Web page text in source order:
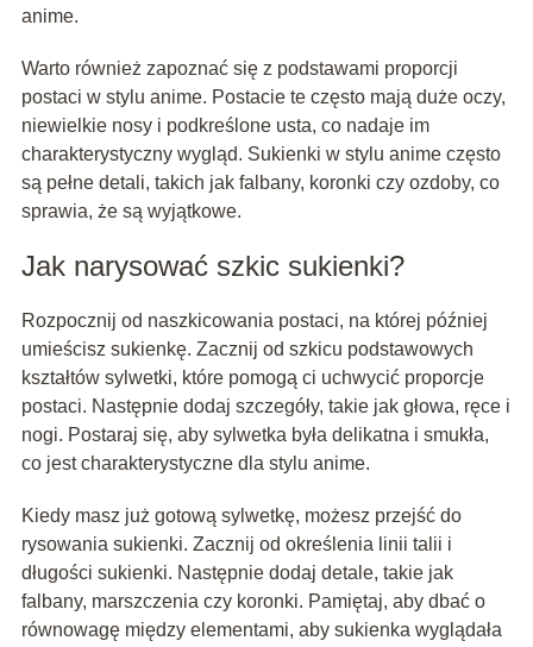
anime.
Warto również zapoznać się z podstawami proporcji
postaci w stylu anime. Postacie te często mają duże oczy,
niewielkie nosy i podkreślone usta, co nadaje im
charakterystyczny wygląd. Sukienki w stylu anime często
są pełne detali, takich jak falbany, koronki czy ozdoby, co
sprawia, że są wyjątkowe.
Jak narysować szkic sukienki?
Rozpocznij od naszkicowania postaci, na której później
umieścisz sukienkę. Zacznij od szkicu podstawowych
kształtów sylwetki, które pomogą ci uchwycić proporcje
postaci. Następnie dodaj szczegóły, takie jak głowa, ręce i
nogi. Postaraj się, aby sylwetka była delikatna i smukła,
co jest charakterystyczne dla stylu anime.
Kiedy masz już gotową sylwetkę, możesz przejść do
rysowania sukienki. Zacznij od określenia linii talii i
długości sukienki. Następnie dodaj detale, takie jak
falbany, marszczenia czy koronki. Pamiętaj, aby dbać o
równowagę między elementami, aby sukienka wyglądała